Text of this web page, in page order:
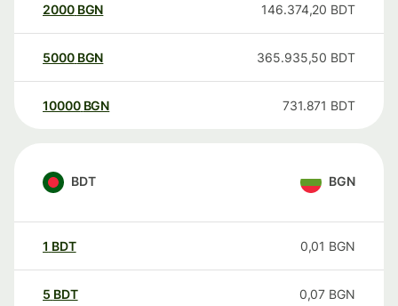
2000 BGN 146.374,20 BDT
5000 BGN 365.935,50 BDT
10000 BGN 731.871 BDT
BDT BGN
1 BDT 0,01 BGN
5 BDT 0,07 BGN